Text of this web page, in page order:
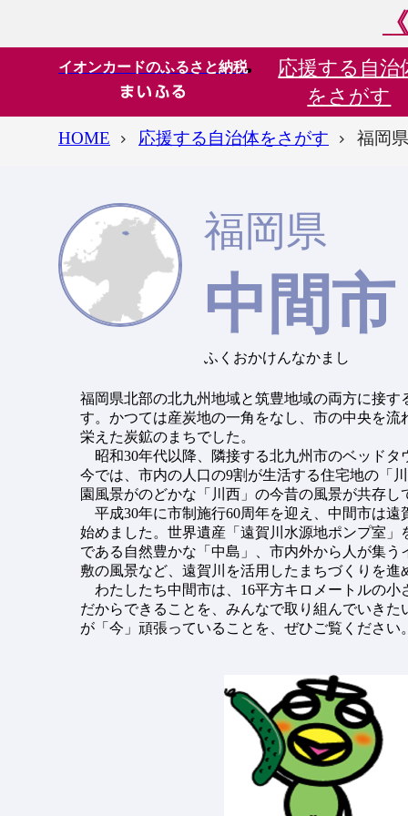
イオンカードのふるさと納税 応援する 自治
をさがす
HOME 応援する自治体をさがす 福岡
福岡県
中間市
ふくおかけんなかまし
福岡県北部の北九州地域と筑豊地域の両方に接す
す。かつては産炭地の一角をなし、市の中央を流
栄えた炭鉱のまちでした。
昭和30年代以降、隣接する北九州市のベッドタ
今では、市内の人口の9割が生活する住宅地の「
園風景がのどかな「川西」の今昔の風景が共存し
平成30年に市制施行60周年を迎え、中間市は遠
始めました。世界遺産「遠賀川水源地ポンプ室」
である自然豊かな「中島」、市内外から人が集う
敷の風景など、遠賀川を活用したまちづくりを進
わたしたち中間市は、16平方キロメートルの小
だからできることを、みんなで取り組んでいきた
が「今」頑張っていることを、ぜひご覧ください